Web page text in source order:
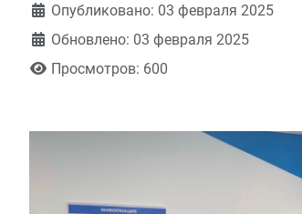
Информация о материале
Опубликовано: 03 февраля 2025
Обновлено: 03 февраля 2025
Просмотров: 600